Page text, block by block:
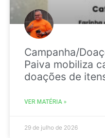
Campanha/
Paiva mobiliza
doações de
VER MATÉRIA »
29 de julho de 2026